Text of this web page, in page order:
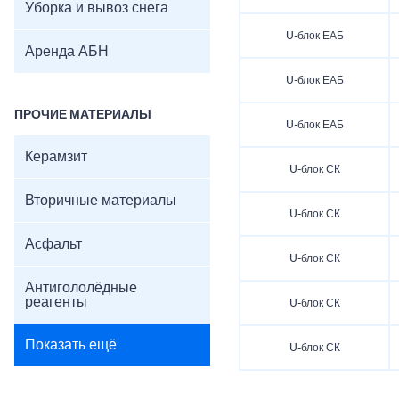
Уборка и вывоз снега
Аренда АБН
ПРОЧИЕ МАТЕРИАЛЫ
Керамзит
Вторичные материалы
Асфальт
Антигололёдные
реагенты
Показать ещё
U-блок ЕАБ
U-блок ЕАБ
U-блок ЕАБ
U-блок СК
U-блок СК
U-блок СК
U-блок СК
U-блок СК